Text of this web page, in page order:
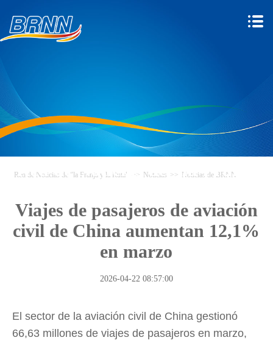
Red de Noticias de "la Franja y
Red de Noticias de "la Franja y la Ruta" >> Noticias >> Noticias de BRNN
Viajes de pasajeros de aviación
civil de China aumentan 12,1%
en marzo
2026-04-22 08:57:00
El sector de la aviación civil de China gestionó
66,63 millones de viajes de pasajeros en marzo,